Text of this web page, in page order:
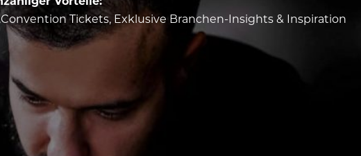
Tickets, Exklusive Branchen-Insights & Inspiration